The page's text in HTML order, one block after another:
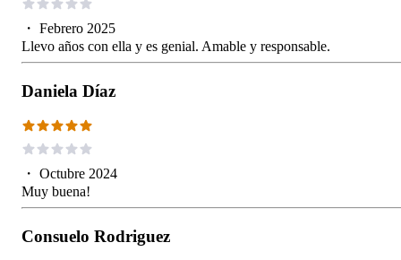
・ Febrero 2025
Llevo años con ella y es genial. Amable y responsable.
Daniela Díaz
・ Octubre 2024
Muy buena!
Consuelo Rodriguez